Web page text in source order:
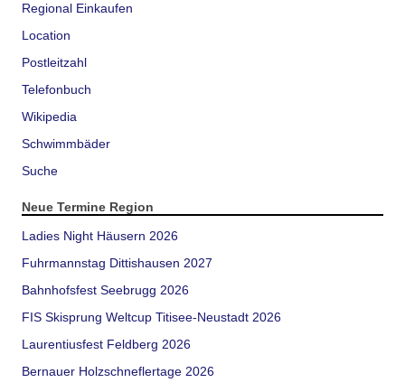
Regional Einkaufen
Location
Postleitzahl
Telefonbuch
Wikipedia
Schwimmbäder
Suche
Neue Termine Region
Ladies Night Häusern 2026
Fuhrmannstag Dittishausen 2027
Bahnhofsfest Seebrugg 2026
FIS Skisprung Weltcup Titisee-Neustadt 2026
Laurentiusfest Feldberg 2026
Bernauer Holzschneflertage 2026